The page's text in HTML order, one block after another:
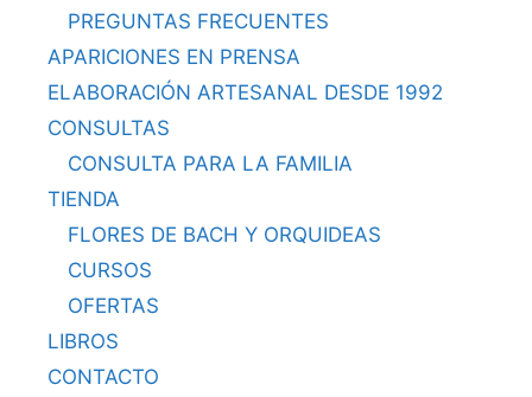
PREGUNTAS FRECUENTES
APARICIONES EN PRENSA
ELABORACIÓN ARTESANAL DESDE 1992
CONSULTAS
CONSULTA PARA LA FAMILIA
TIENDA
FLORES DE BACH Y ORQUIDEAS
CURSOS
OFERTAS
LIBROS
CONTACTO